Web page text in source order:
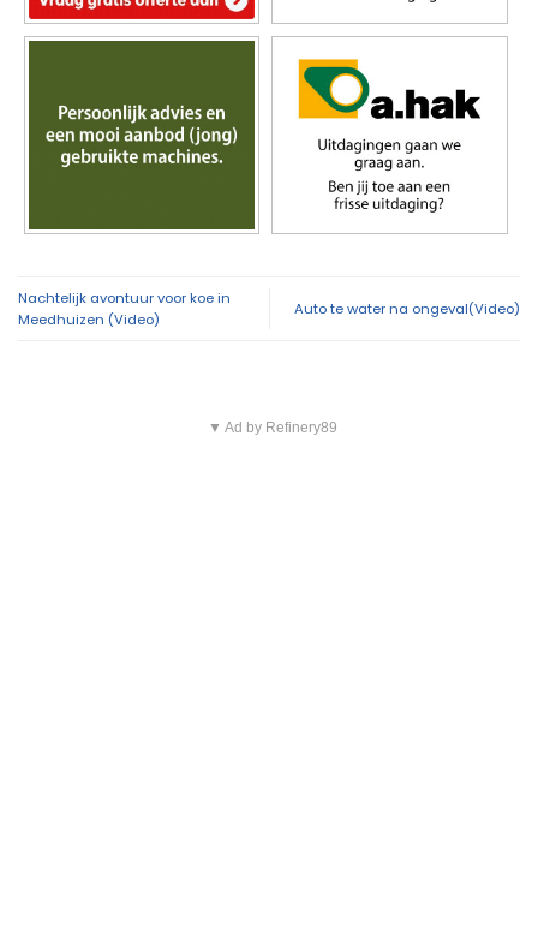
Nachtelijk avontuur voor koe in
Meedhuizen (Video)
Auto te water na ongeval(Video)
▼ Ad by Refinery89